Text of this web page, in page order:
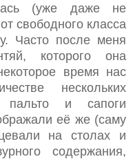
(уже даже не
свободного класса
Часто после меня
которого она
время нас
нескольких
и сапоги
её же (саму
на столах и
содержания,